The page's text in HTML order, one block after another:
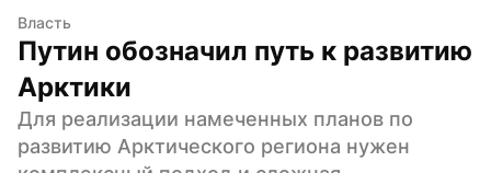
Власть
Путин обозначил путь к развитию
Арктики
Для реализации намеченных планов по
развитию Арктического региона нужен